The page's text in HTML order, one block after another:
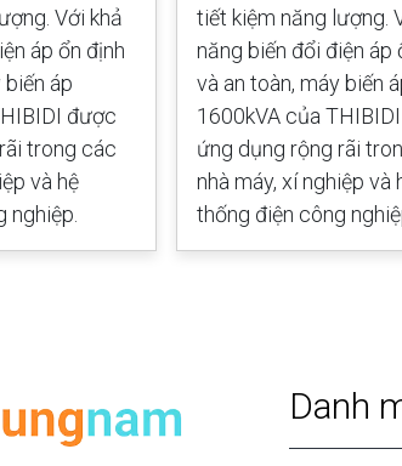
Với khả
áp ổn định
biến áp
được
trong các
và hệ
nghiệp.
tiết kiệm năng lượng.
năng biến đổi điện áp
và an toàn, máy biến
1600kVA của
ứng dụng rộng rãi
nhà máy, xí nghiệp và
thống điện công
Danh